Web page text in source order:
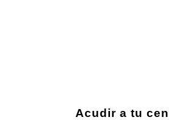
Acudir a tu